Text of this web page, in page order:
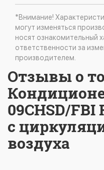
*Внимание!
могут изменяться
носят ознакомительный
ответственности за
производителем.
Отзывы о
09CHSD/FBI
с
воздуха